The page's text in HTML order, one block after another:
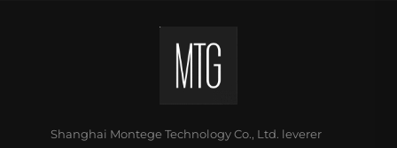
Shanghai Montege Technology Co., Ltd. leverer